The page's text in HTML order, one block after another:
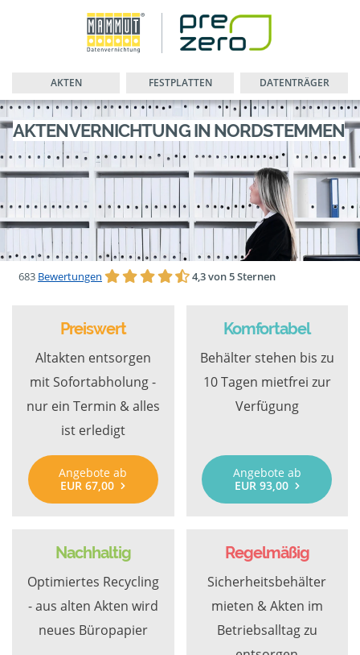
AKTEN FESTPLATTEN DATENTRÄGER
AKTENVERNICHTUNG IN NORDSTEMMEN
683 Bewertungen 4,3 von 5 Sternen
Preiswert
Altakten entsorgen
mit Sofortabholung -
nur ein Termin & alles
ist erledigt
Angebote ab
EUR 67,00
Komfortabel
Behälter stehen bis zu
10 Tagen mietfrei zur
Verfügung
Angebote ab
EUR 93,00
Nachhaltig
Optimiertes Recycling
- aus alten Akten wird
neues Büropapier
Regelmäßig
Sicherheitsbehälter
mieten & Akten im
Betriebsalltag zu